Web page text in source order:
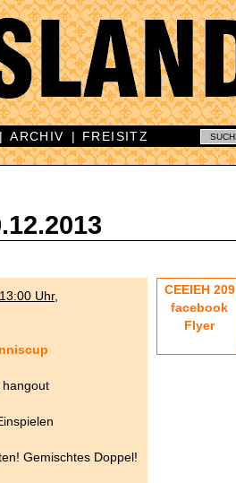
|ARCHIV | FREISITZ
CEEIEH 209
facebook
Flyer
Uhr,
Gemischtes Doppel!